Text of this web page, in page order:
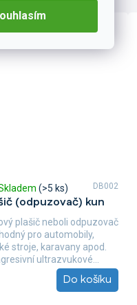
(odpuzovač) kun
(>5 ks)
Do košíku
plašič neboli odpuzovač
pro automobily,
stroje, karavany apod.
ultrazvukové...
DB002